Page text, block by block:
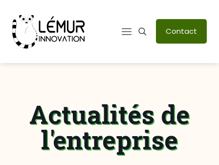
Contact
Actualités de
l'entreprise